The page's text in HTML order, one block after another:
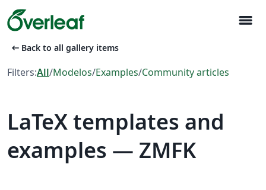
menu
arrow_left_alt Back to all gallery items
Filters:All/Modelos/Examples/Community articles
LaTeX templates and
examples — ZMFK